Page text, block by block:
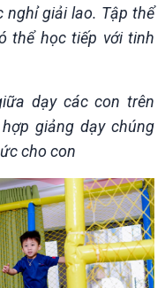
học & Công nghệ
Khoa học & Công nghệ
nối công nghệ
chung với biến đổi
hậu
nghỉ giải lao. Tập thể
thể học tiếp với tinh
dạy các con trên
giảng dạy chúng
cho con